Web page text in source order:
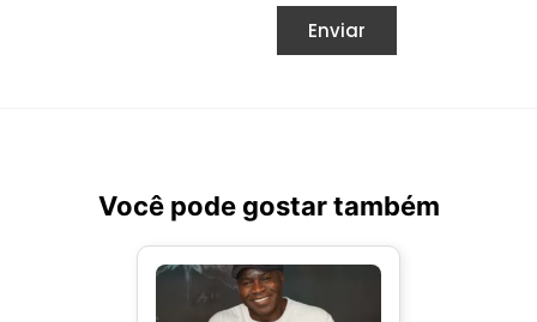
Você pode gostar também